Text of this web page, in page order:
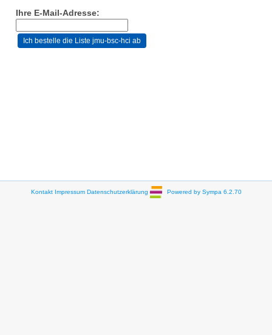
Ihre E-Mail-Adresse:
Kontakt Impressum Datenschutzerklärung Powered by Sympa 6.2.70